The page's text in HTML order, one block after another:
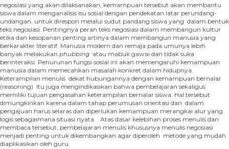
negosiasi yang akan dilaksanakan, kemampuan tersebut akan membantu
siswa dalam menganalisis isu sosial dengan pendekatan latar perundang-
undangan, untuk direspon melalui sudut pandang siswa yang dalam bentuk
teks negosiasi. Pentingnya peran teks negosiasi dalam membangun kultur
etika dan kesopanan penting artinya dalam membangun manusia yang
berkarakter literatif. Manusia modern dan remaja pada umunya lebih
banyak melakukan phubbing atau mabuk gawai dan tidak suka
berinteraksi. Penurunan fungsi sosial ini akan memengaruhi kemampuan
manusia dalam memecahkan masalah konkret dalam hidupnya.
Keterampilan menulis dekat hubungannya dengan kemampuan bernalar
(reasoning) Itu juga mengindikasikan bahwa pembelajaran sekaligus
memiliki tujuan pengasahan keterampilan bernalar siswa. Hal tersebut
dimungkinkan karena dalam tahap perumusan orientasi dan dalam
pengajuan harus selaras dan diperlukan kemampuan merangkai alur yang
logis sebagaimana situasi nyata. Atas dasar kelebihan proses menulis dan
membaca tersebut, pembelajaran menulis khususnya menulis negosiasi
menjadi penting untuk dikembangkan agar diperoleh metode yang mudah
diaplikasikan oleh guru.